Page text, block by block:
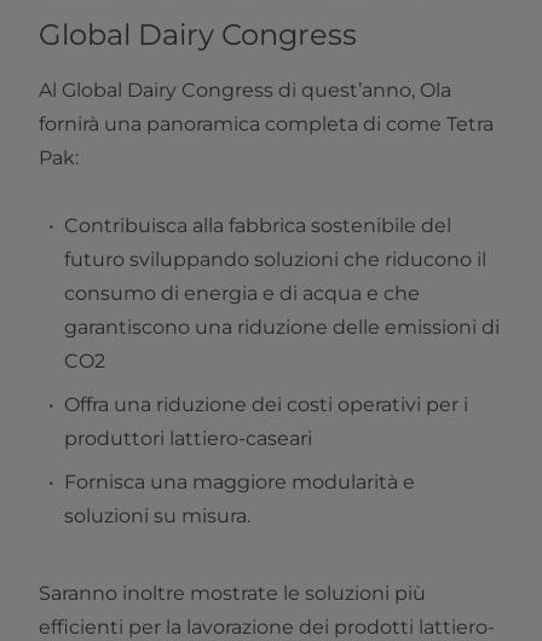
Global Dairy Congress
Al Global Dairy Congress di quest’anno, Ola
fornirà una panoramica completa di come Tetra
Pak:
Contribuisca alla fabbrica sostenibile del
futuro sviluppando soluzioni che riducono il
consumo di energia e di acqua e che
garantiscono una riduzione delle emissioni di
CO2
Offra una riduzione dei costi operativi per i
produttori lattiero-caseari
Fornisca una maggiore modularità e
soluzioni su misura.
Saranno inoltre mostrate le soluzioni più
efficienti per la lavorazione dei prodotti lattiero-